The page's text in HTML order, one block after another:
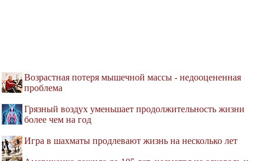
Возрастная потеря мышечной массы - недооцененная
проблема
Грязный воздух уменьшает продолжительность жизни
более чем на год
Игра в шахматы продлевают жизнь на несколько лет